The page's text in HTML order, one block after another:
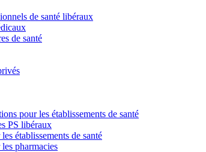
de santé libéraux
de santé
pour les établissements de santé
PS libéraux
établissements de santé
pharmacies